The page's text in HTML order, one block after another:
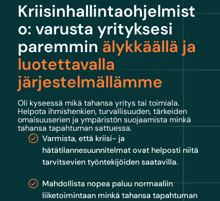
Kriisinhallintaohjelmist
o: varusta yrityksesi
paremmin älykkäällä ja
luotettavalla
järjestelmällämme
Oli kyseessä mikä tahansa yritys tai toimiala.
Helpota ihmishenkien, turvallisuuden, tärkeiden
omaisuuserien ja ympäristön suojaamista minkä
tahansa tapahtuman sattuessa.
Varmista, että kriisi- ja
hätätilannesuunnitelmat ovat helposti niitä
tarvitsevien työntekijöiden saatavilla.
Mahdollista nopea paluu normaaliin
liiketoimintaan minkä tahansa tapahtuman